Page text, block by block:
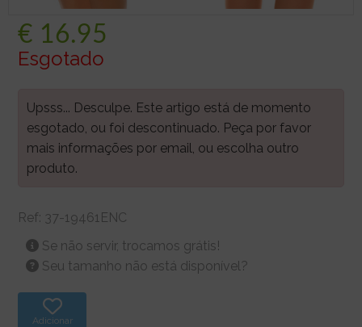
€ 16.95
Esgotado
Upsss... Desculpe. Este artigo está de momento
esgotado, ou foi descontinuado. Peça por favor
mais informações por email, ou escolha outro
produto.
Ref: 37-19461ENC
Se não servir, trocamos grátis!
Seu tamanho não está disponível?
Adicionar